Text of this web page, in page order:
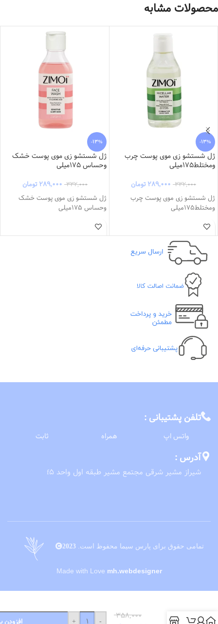
محصولات مشابه
-13%
ژل شستشو زی موی پوست چرب
ومختلط175میلی
۳۳۲,۰۰۰ ۲۸۹,۰۰۰ تومان
ژل شستشو زی موی پوست چرب
ومختلط175میلی
-13%
ژل شستشو زی موی پوست خشک
وحساس 175میلی
۳۳۲,۰۰۰ ۲۸۹,۰۰۰ تومان
ژل شستشو زی موی پوست خشک
وحساس 175میلی
تلفن پشتیبانی :
واتس اپ همراه ثابت
آدرس :
شیراز مشیر شرقی مجتمع مشیر طبقه اول واحد f5
تمامی حقوق برای پارس سیما محفوظ است.2023
Made with Love mh.webdesigner
پوست ۳۵۸,۰۰۰ -
+ افزودن